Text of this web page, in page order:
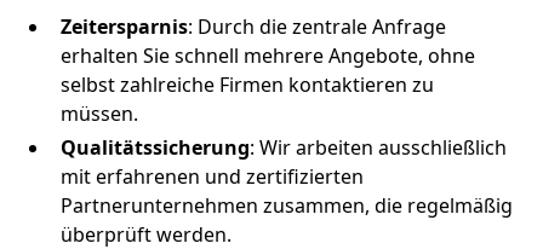
Zeitersparnis: Durch die zentrale Anfrage
erhalten Sie schnell mehrere Angebote, ohne
selbst zahlreiche Firmen kontaktieren zu
müssen.
Qualitätssicherung: Wir arbeiten ausschließlich
mit erfahrenen und zertifizierten
Partnerunternehmen zusammen, die regelmäßig
überprüft werden.